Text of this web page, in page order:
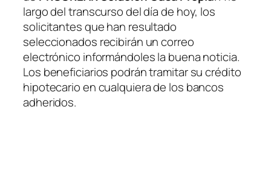
largo del transcurso del día de hoy, los
solicitantes que han resultado
seleccionados recibirán un correo
electrónico informándoles la buena noticia.
Los beneficiarios podrán tramitar su crédito
hipotecario en cualquiera de los bancos
adheridos.